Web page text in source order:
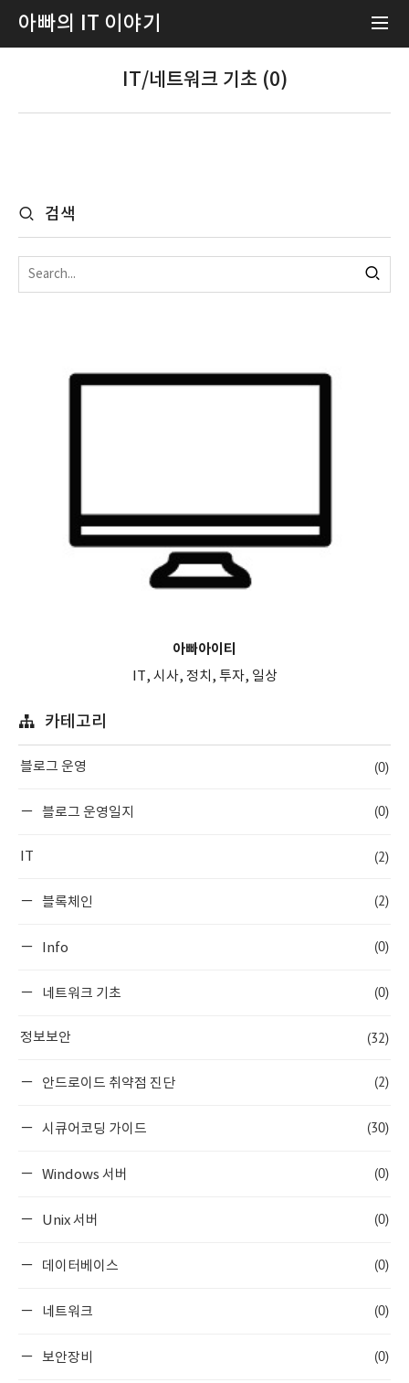
아빠의 IT 이야기
IT/네트워크 기초 (0)
검색
아빠아이티
IT, 시사, 정치, 투자, 일상
카테고리
블로그 운영 (0)
블로그 운영일지 (0)
IT (2)
블록체인 (2)
Info (0)
네트워크 기초 (0)
정보보안 (32)
안드로이드 취약점 진단 (2)
시큐어코딩 가이드 (30)
Windows 서버 (0)
Unix 서버 (0)
데이터베이스 (0)
네트워크 (0)
보안장비 (0)